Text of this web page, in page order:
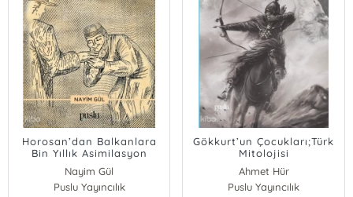
Horosan’dan Balkanlara
Bin Yıllık Asimilasyon
;Kıyımlarla Üstü Örtülen
İnsancıl Kültür
Nayim Gül
Puslu Yayıncılık
Gökkurt’un Çocukları;Türk
Mitolojisi
Ahmet Hür
Puslu Yayıncılık